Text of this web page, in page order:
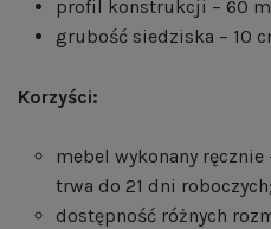
profil konstrukcji – 60
grubość siedziska – 10
Korzyści:
mebel wykonany
trwa do 21 dni roboczych;
dostępność różnych